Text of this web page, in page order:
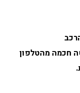
חכמה מהטלפון